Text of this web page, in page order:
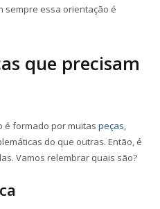
sempre essa orientação é
que precisam
é formado por muitas peças,
do que outras. Então, é
Vamos relembrar quais são?